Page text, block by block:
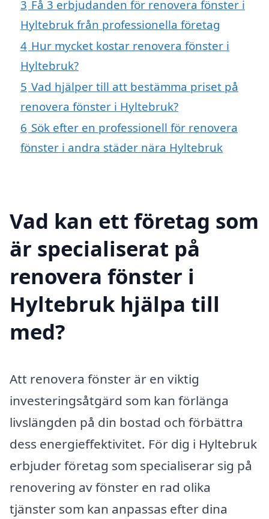
3 Få 3 erbjudanden för renovera fönster i
Hyltebruk från professionella företag
4 Hur mycket kostar renovera fönster i
Hyltebruk?
5 Vad hjälper till att bestämma priset på
renovera fönster i Hyltebruk?
6 Sök efter en professionell för renovera
fönster i andra städer nära Hyltebruk
Vad kan ett företag som
är specialiserat på
renovera fönster i
Hyltebruk hjälpa till
med?
Att renovera fönster är en viktig
investeringsåtgärd som kan förlänga
livslängden på din bostad och förbättra
dess energieffektivitet. För dig i Hyltebruk
erbjuder företag som specialiserar sig på
renovering av fönster en rad olika
tjänster som kan anpassas efter dina